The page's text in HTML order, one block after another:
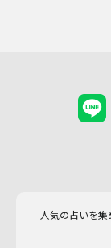
人気の占いを